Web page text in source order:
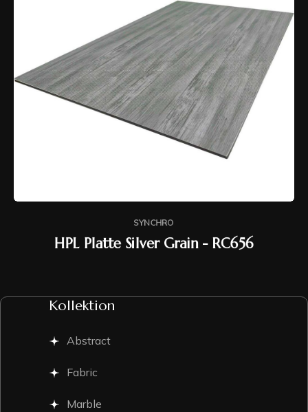
SYNCHRO
HPL Platte Silver Grain - RC656
Kollektion
Abstract
Fabric
Marble